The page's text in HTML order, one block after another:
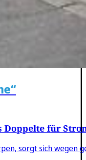
Doppelte für
sorgt sich wegen